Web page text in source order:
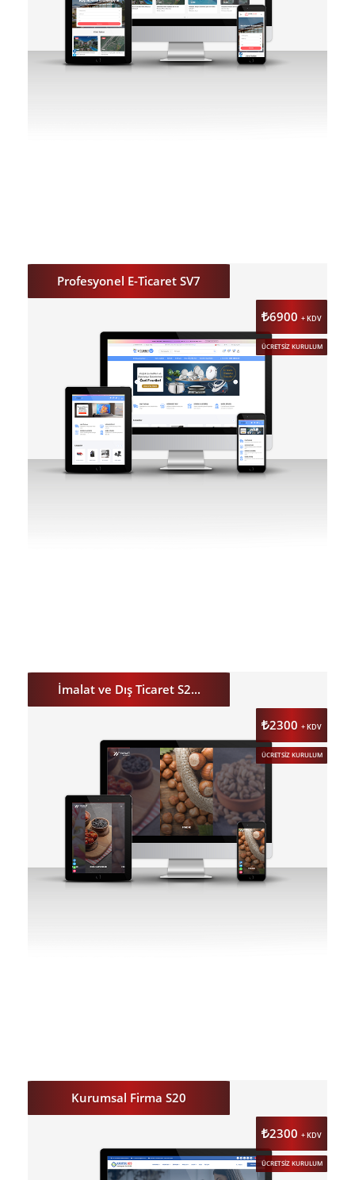
ÖNİZLE
Profesyonel E-Ticaret SV7
6900 + KDV
ÜCRETSİZ KURULUM
ÖNİZLE
İmalat ve Dış Ticaret S2...
2300 + KDV
ÜCRETSİZ KURULUM
ÖNİZLE
Kurumsal Firma S20
2300 + KDV
ÜCRETSİZ KURULUM